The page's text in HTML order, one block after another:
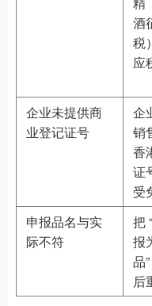
酒
税
应
企业未提供商
业登记证号
企
销
香
证
受
申报品名与实
际不符
把
报
品
后